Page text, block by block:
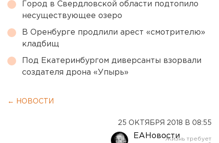
Город в Свердловской области подтопило
несуществующее озеро
В Оренбурге продлили арест «смотрителю»
кладбищ
Под Екатеринбургом диверсанты взорвали
создателя дрона «Упырь»
← НОВОСТИ
25 ОКТЯБРЯ 2018 В 08:55
ЕАНовости